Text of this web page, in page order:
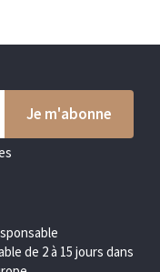
de 2 à 15 jours dans